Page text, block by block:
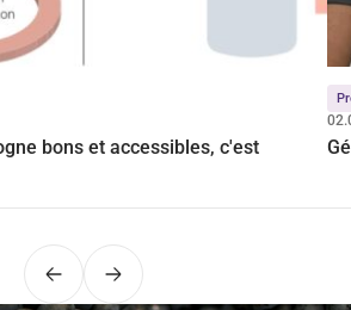
bons et accessibles, c'est
PrécédentSuivant